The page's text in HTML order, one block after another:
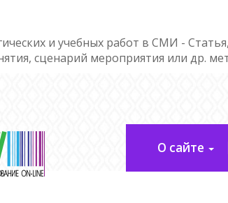
и учебных работ в СМИ -
сценарий мероприятия или др.
О сайте